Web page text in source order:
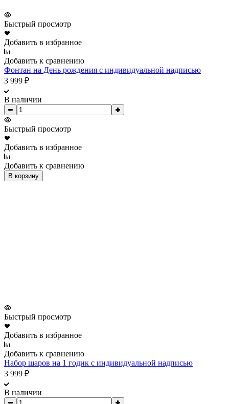
Быстрый просмотр
Добавить в избранное
Добавить к сравнению
Фонтан на День рождения с индивидуальной надписью
3 999 ₽
В наличии
Быстрый просмотр
Добавить в избранное
Добавить к сравнению
В корзину
Быстрый просмотр
Добавить в избранное
Добавить к сравнению
Набор шаров на 1 годик с индивидуальной надписью
3 999 ₽
В наличии